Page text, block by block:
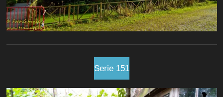
Serie 151